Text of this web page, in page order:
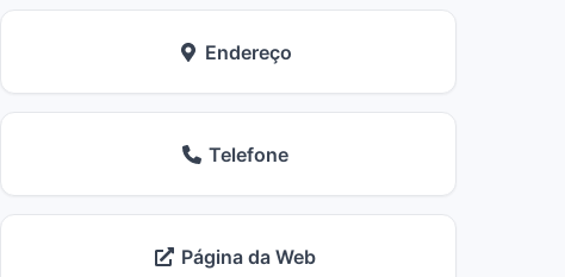
Endereço
Telefone
Página da Web